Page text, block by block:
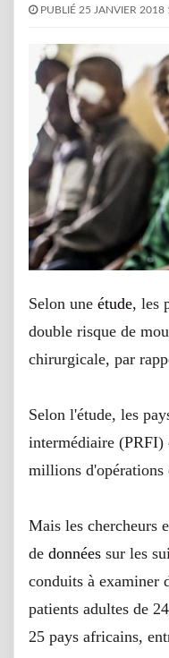
PUBLIÉ 25 JANVIER 2018
Selon une étude, les
double risque de
chirurgicale, par
Selon l'étude, les
intermédiaire (PRFI)
millions d'opérations
Mais les chercheurs
de données sur les
conduits à examiner
patients adultes de
25 pays africains,